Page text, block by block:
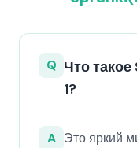
Q Что
1?
A Это яркий